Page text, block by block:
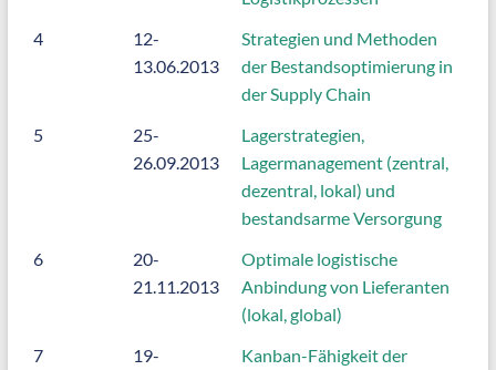
4
12-
13.06.2013
Strategien und Methoden
der Bestandsoptimierung in
der Supply Chain
5
25-
26.09.2013
Lagerstrategien,
Lagermanagement (zentral,
dezentral, lokal) und
bestandsarme Versorgung
6
20-
21.11.2013
Optimale logistische
Anbindung von Lieferanten
(lokal, global)
7
19-
Kanban-Fähigkeit der